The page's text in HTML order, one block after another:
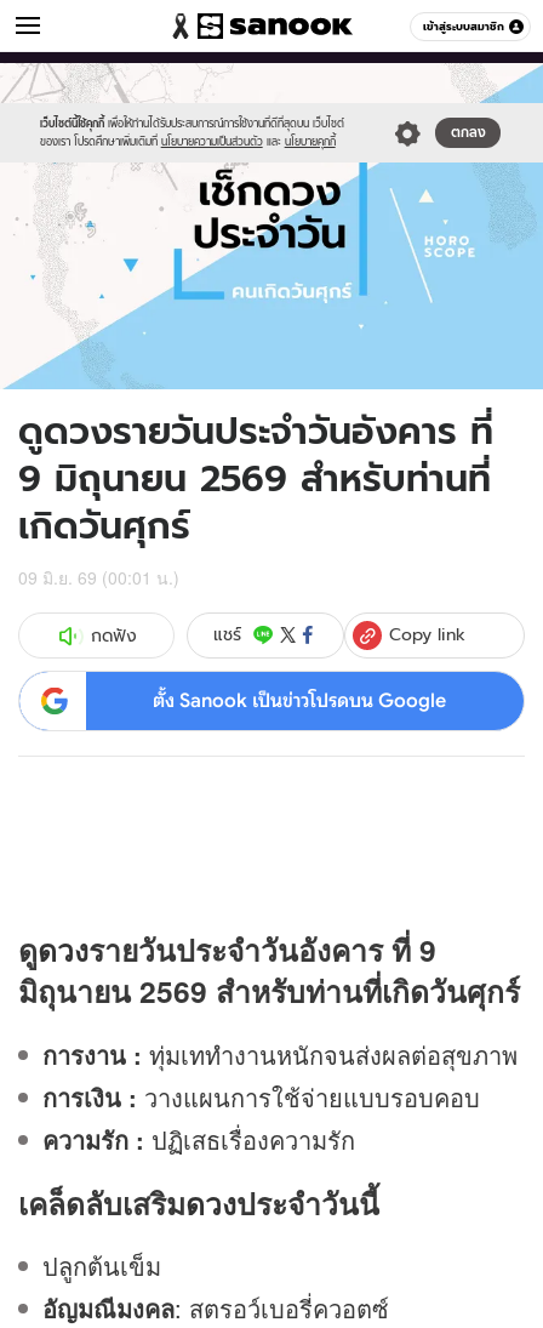
เข้าสู่ระบบสมาชิก
ดูดวง หมวดอื่นๆ
เว็บไซต์นี้ใช้คุกกี้ เพื่อให้ท่านได้รับประสบการณ์การใช้งานที่ดีที่สุดบน เว็บไซต์
ของเรา โปรดศึกษาเพิ่มเติมที่ นโยบายความเป็นส่วนตัว และ นโยบายคุกกี้
ตกลง
Sanook
//s.isanook.com/sr/0/images/logo-
new-
sanook.png
600
60
//s.isanook.com/ho/0/ud/fxd/day/daily-
horoscope-
friday.jpg
ดูดวงรายวันประจำวันอังคาร ที่
9 มิถุนายน 2569 สำหรับท่านที่
เกิดวันศุกร์
09 มิ.ย. 69 (00:01 น.)
กดฟัง แชร์ Copy link
ตั้ง Sanook เป็นข่าวโปรดบน Google
ดูดวงรายวันประจำวันอังคาร ที่ 9
มิถุนายน 2569 สำหรับท่านที่เกิดวันศุกร์
การงาน : ทุ่มเททำงานหนักจนส่งผลต่อสุขภาพ
การเงิน : วางแผนการใช้จ่ายแบบรอบคอบ
ความรัก : ปฏิเสธเรื่องความรัก
เคล็ดลับเสริมดวงประจำวันนี้
ปลูกต้นเข็ม
อัญมณีมงคล: สตรอว์เบอรี่ควอตซ์